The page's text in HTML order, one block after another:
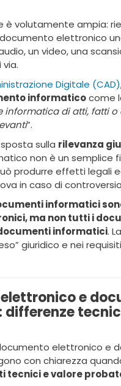
è volutamente ampia:
elettronico
un video, una
Digitale (CAD)
informaticocome
informatica di atti, fatti o
”.
sulla rilevanza
non è un semplice
produrre effetti legali
in caso di
informatici
ma non tutti i
informatici.
giuridico e nei
e
elettronico e
con chiarezza
tecnici e valore